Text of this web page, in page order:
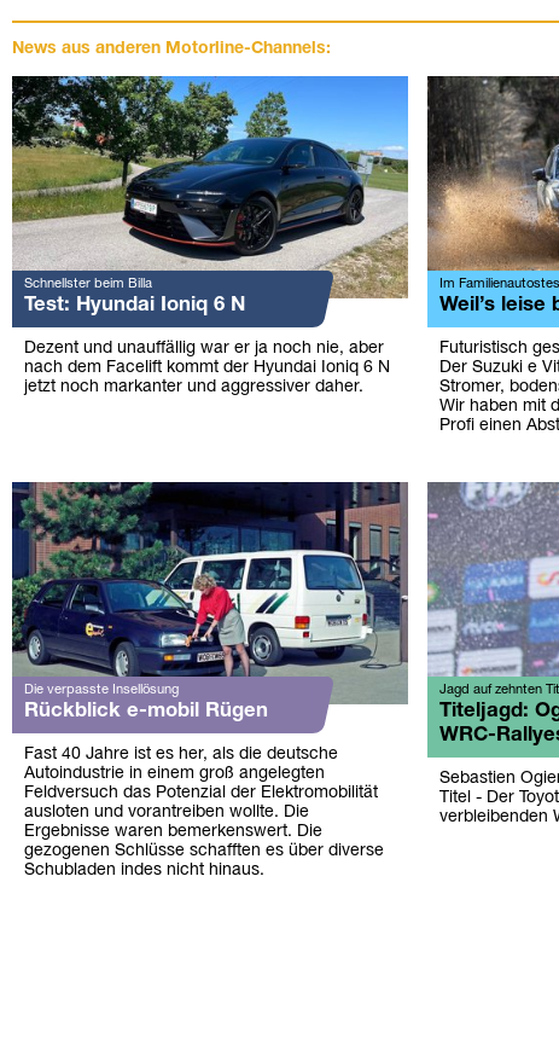
News aus anderen Motorline-Channels:
Schnellster beim Billa
Test: Hyundai Ioniq 6 N
Dezent und unauffällig war er ja noch nie, aber
nach dem Facelift kommt der Hyundai Ioniq 6 N
jetzt noch markanter und aggressiver daher.
Im
Weil’s leise
Futuristisch
Der Suzuki e
Stromer,
Wir haben mit
Profi einen
Die verpasste Insellösung
Rückblick e-mobil Rügen
Fast 40 Jahre ist es her, als die deutsche
Autoindustrie in einem groß angelegten
Feldversuch das Potenzial der Elektromobilität
ausloten und vorantreiben wollte. Die
Ergebnisse waren bemerkenswert. Die
gezogenen Schlüsse schafften es über diverse
Schubladen indes nicht hinaus.
Jagd auf zehnten
Titeljagd:
WRC-
Sebastien
Titel - Der
verbleibenden